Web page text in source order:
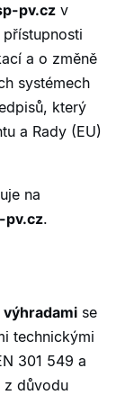
pv.cz v
a o změně
systémech
který
a Rady (EU)
na
pv.cz.
výhradami se
technickými
301 549 a
z důvodu